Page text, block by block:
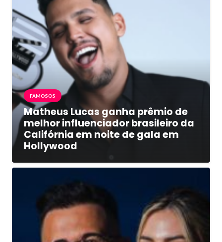
FAMOSOS
Matheus Lucas ganha prêmio de
melhor influenciador brasileiro da
Califórnia em noite de gala em
Hollywood